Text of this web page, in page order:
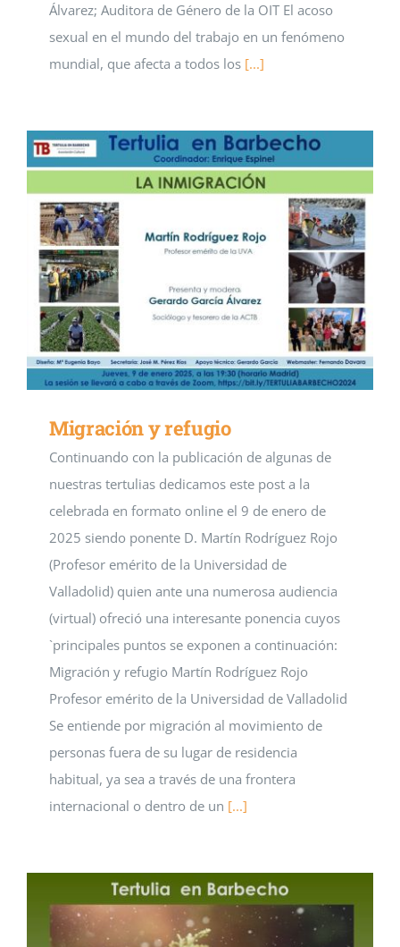
Álvarez; Auditora de Género de la OIT El acoso
sexual en el mundo del trabajo en un fenómeno
mundial, que afecta a todos los [...]
Migración y refugio
Continuando con la publicación de algunas de
nuestras tertulias dedicamos este post a la
celebrada en formato online el 9 de enero de
2025 siendo ponente D. Martín Rodríguez Rojo
(Profesor emérito de la Universidad de
Valladolid) quien ante una numerosa audiencia
(virtual) ofreció una interesante ponencia cuyos
`principales puntos se exponen a continuación:
Migración y refugio Martín Rodríguez Rojo
Profesor emérito de la Universidad de Valladolid
Se entiende por migración al movimiento de
personas fuera de su lugar de residencia
habitual, ya sea a través de una frontera
internacional o dentro de un [...]